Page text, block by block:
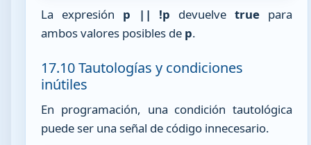
La expresión p || !p devuelve truepara
ambos valores posibles de p.
17.10 Tautologías y condiciones
inútiles
En programación, una condición tautológica
puede ser una señal de código innecesario.